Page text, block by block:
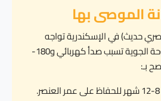
الموصى بها
حديث) في الإسكندرية تواجه
الرطوبة العالية + الملوحة الجوية تسبب صدأ كهربائي و180-